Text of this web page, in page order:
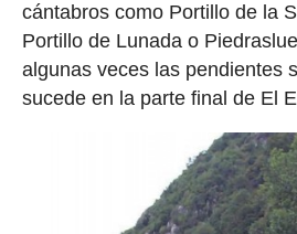
cántabros como Portillo de la
Portillo de Lunada o
algunas veces las pendientes
sucede en la parte final de El